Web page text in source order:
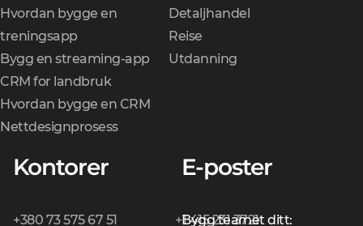
Hvordan bygge en
treningsapp
Bygg en streaming-app
CRM for landbruk
Hvordan bygge en CRM
Nettdesignprosess
Detaljhandel
Reise
Utdanning
Kontorer
+380 73 575 67 51 +1 415 231 3721
E-poster
Bygg teamet ditt: